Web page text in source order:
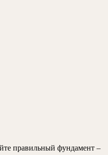
правильный фундамент –